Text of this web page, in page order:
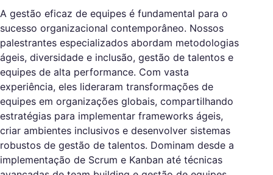
A gestão eficaz de equipes é fundamental para o
sucesso organizacional contemporâneo. Nossos
palestrantes especializados abordam metodologias
ágeis, diversidade e inclusão, gestão de talentos e
equipes de alta performance. Com vasta
experiência, eles lideraram transformações de
equipes em organizações globais, compartilhando
estratégias para implementar frameworks ágeis,
criar ambientes inclusivos e desenvolver sistemas
robustos de gestão de talentos. Dominam desde a
implementação de Scrum e Kanban até técnicas